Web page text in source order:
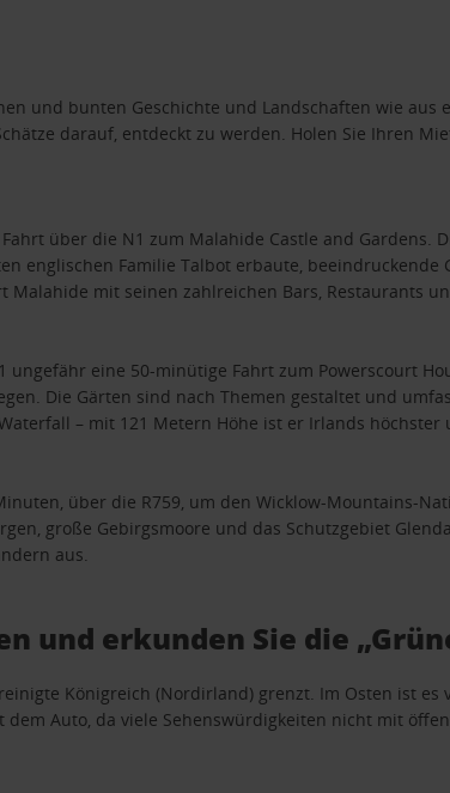
und bunten Geschichte und Landschaften wie aus
darauf, entdeckt zu werden. Holen Sie Ihren
über die N1 zum Malahide Castle and
englischen Familie Talbot erbaute,
Malahide mit seinen zahlreichen Bars, Restaurants
eine 50-minütige Fahrt zum Powerscourt
Die Gärten sind nach Themen gestaltet und
– mit 121 Metern Höhe ist er Irlands höchster
über die R759, um den Wicklow-Mountains-
große Gebirgsmoore und das Schutzgebiet
aus.
und erkunden Sie die
Königreich (Nordirland) grenzt. Im Osten ist
Auto, da viele Sehenswürdigkeiten nicht mit